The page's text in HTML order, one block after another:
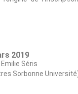
2019
Séris
Sorbonne